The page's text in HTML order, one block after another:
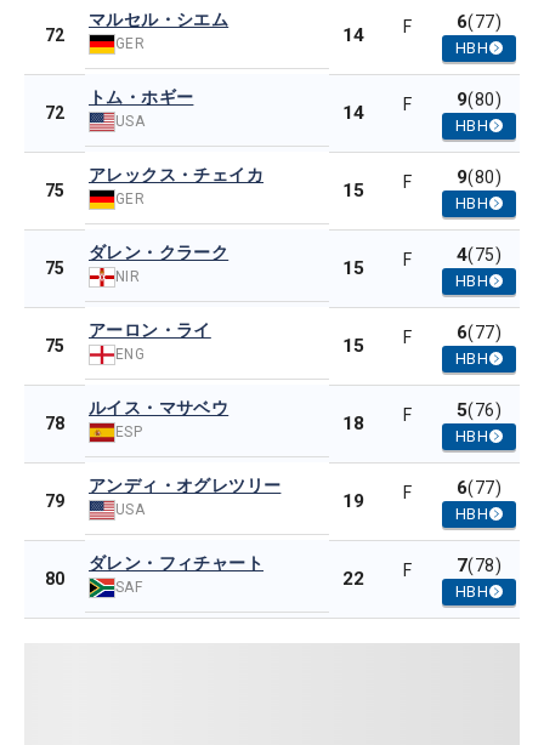
72
マルセル・シエム
GER 14 F 6(77)
HBH
72
トム・ホギー
USA 14 F 9(80)
HBH
75
アレックス・チェイカ
GER 15 F 9(80)
HBH
75
ダレン・クラーク
NIR 15 F 4(75)
HBH
75
アーロン・ライ
ENG 15 F 6(77)
HBH
78
ルイス・マサベウ
ESP 18 F 5(76)
HBH
79
アンディ・オグレツリー
USA 19 F 6(77)
HBH
80
ダレン・フィチャート
SAF 22 F 7(78)
HBH